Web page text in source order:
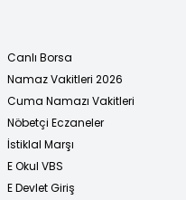
Canlı Borsa
Namaz Vakitleri 2026
Cuma Namazı Vakitleri
Nöbetçi Eczaneler
İstiklal Marşı
E Okul VBS
E Devlet Giriş